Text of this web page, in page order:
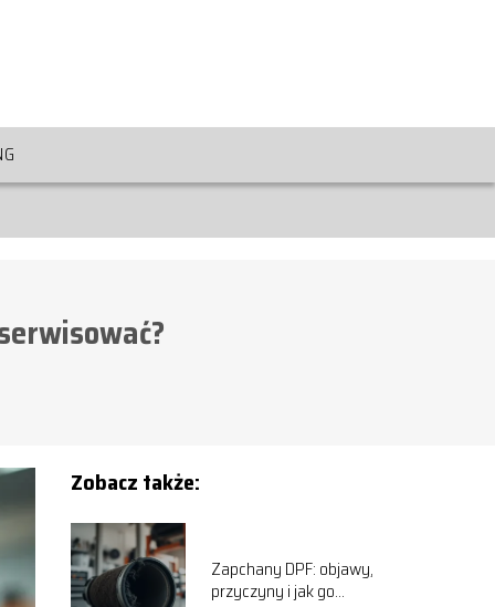
Zobacz także:
Zapchany DPF: objawy,
przyczyny i jak go